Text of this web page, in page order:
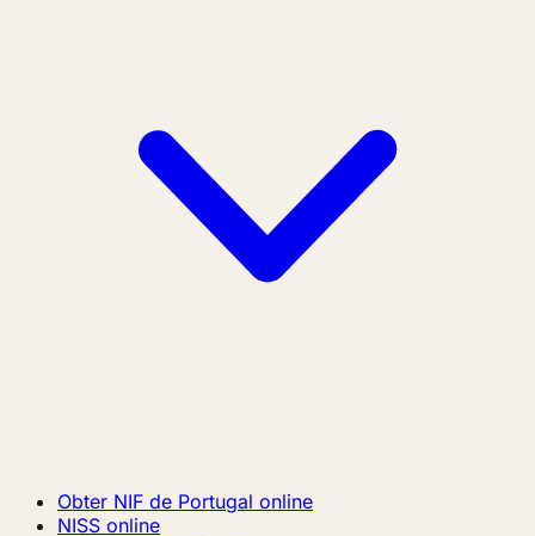
Obter NIF de Portugal online
NISS online